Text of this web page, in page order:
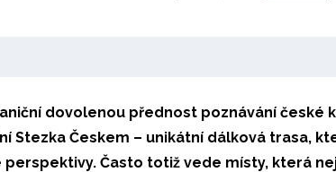
dovolenou přednost poznávání české
Stezka Českem – unikátní dálková trasa,
perspektivy. Často totiž vede místy, která